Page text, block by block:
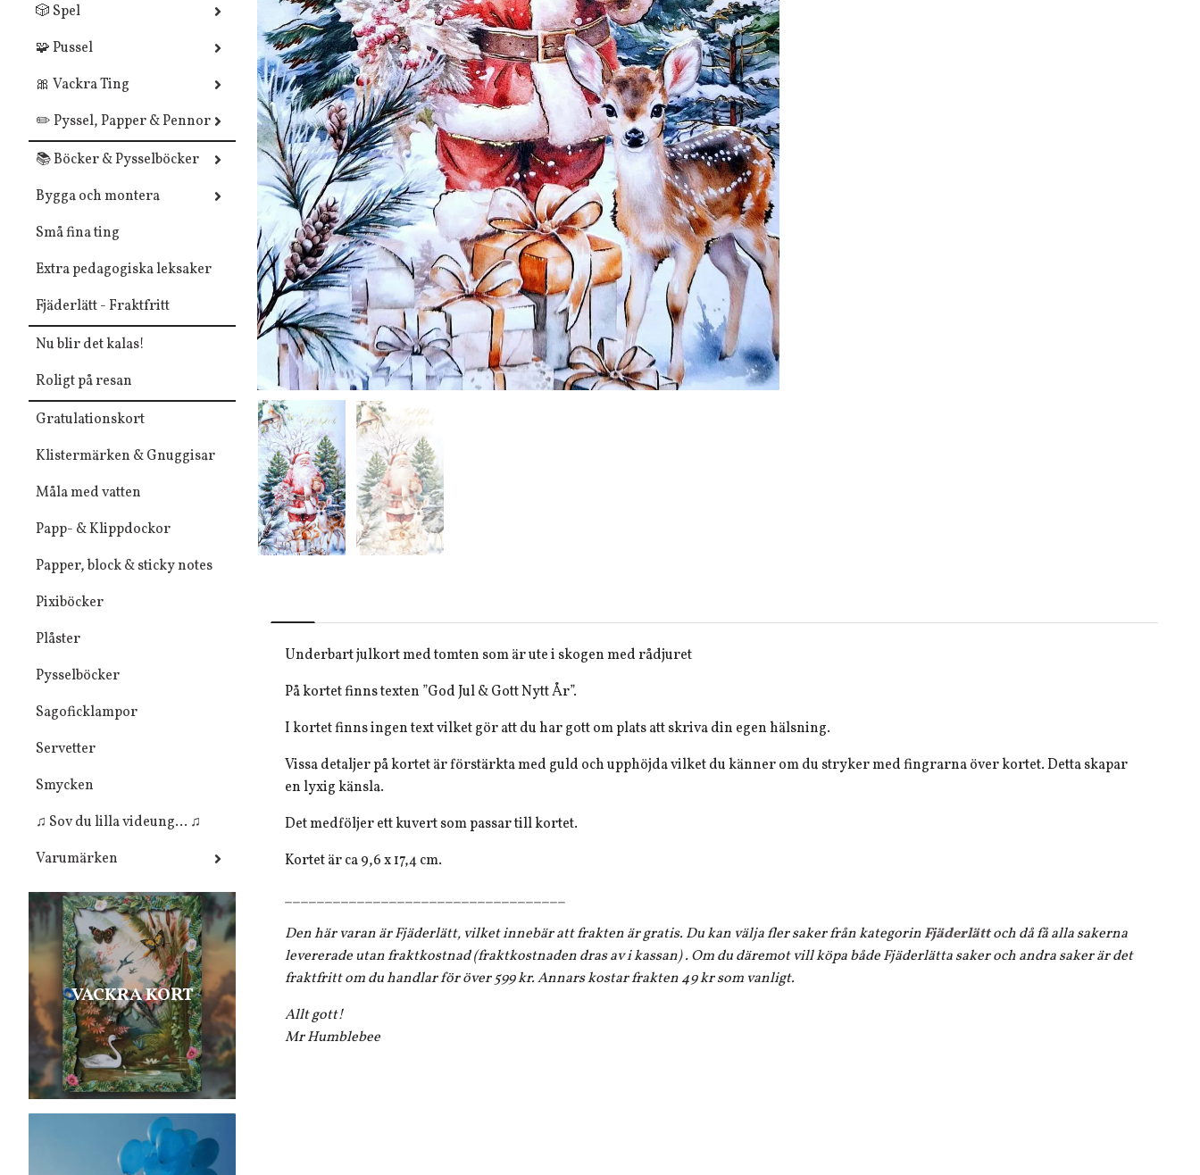
🎲 Spel
🧩 Pussel
🎀 Vackra Ting
✏️ Pyssel, Papper & Pennor
📚 Böcker & Pysselböcker
Bygga och montera
Små fina ting
Extra pedagogiska leksaker
Fjäderlätt - Fraktfritt
Nu blir det kalas!
Roligt på resan
Gratulationskort
Klistermärken & Gnuggisar
Måla med vatten
Papp- & Klippdockor
Papper, block & sticky notes
Pixiböcker
Plåster
Pysselböcker
Sagoficklampor
Servetter
Smycken
♫ Sov du lilla videung... ♫
Varumärken
VACKRA KORT
Underbart julkort med tomten som är ute i skogen med rådjuret
På kortet finns texten ”God Jul & Gott Nytt År”.
I kortet finns ingen text vilket gör att du har gott om plats att skriva din egen hälsning.
Vissa detaljer på kortet är förstärkta med guld och upphöjda vilket du känner om du stryker med fingrarna över kortet. Detta skapar
en lyxig känsla.
Det medföljer ett kuvert som passar till kortet.
Kortet är ca 9,6 x 17,4 cm.
___________________________________
Den här varan är Fjäderlätt, vilket innebär att frakten är gratis. Du kan välja fler saker från kategorinFjäderlättoch då få alla sakerna
levererade utan fraktkostnad (fraktkostnaden dras av i kassan) . Om du däremot vill köpa både Fjäderlätta saker och andra saker är det
fraktfritt om du handlar för över 599 kr. Annars kostar frakten 49 kr som vanligt.
Allt gott!
Mr Humblebee